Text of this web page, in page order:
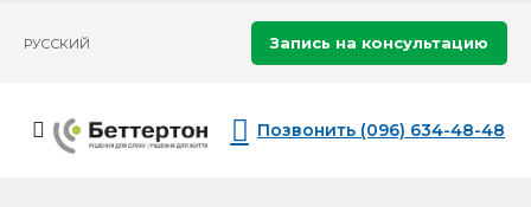
РУССКИЙ Запись на консультацию
Позвонить (096) 634-48-48